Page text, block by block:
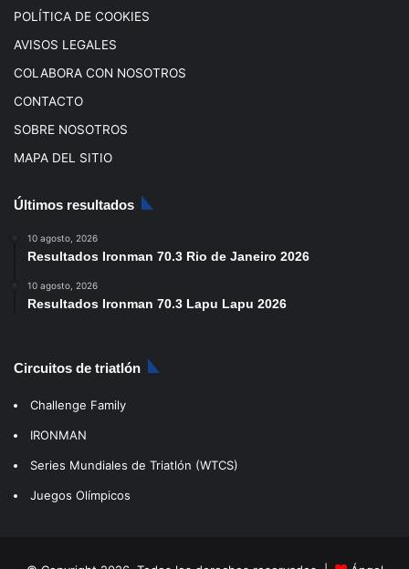
POLÍTICA DE COOKIES
AVISOS LEGALES
COLABORA CON NOSOTROS
CONTACTO
SOBRE NOSOTROS
MAPA DEL SITIO
Últimos resultados
10 agosto, 2026
Resultados Ironman 70.3 Rio de Janeiro 2026
10 agosto, 2026
Resultados Ironman 70.3 Lapu Lapu 2026
Circuitos de triatlón
Challenge Family
IRONMAN
Series Mundiales de Triatlón (WTCS)
Juegos Olímpicos